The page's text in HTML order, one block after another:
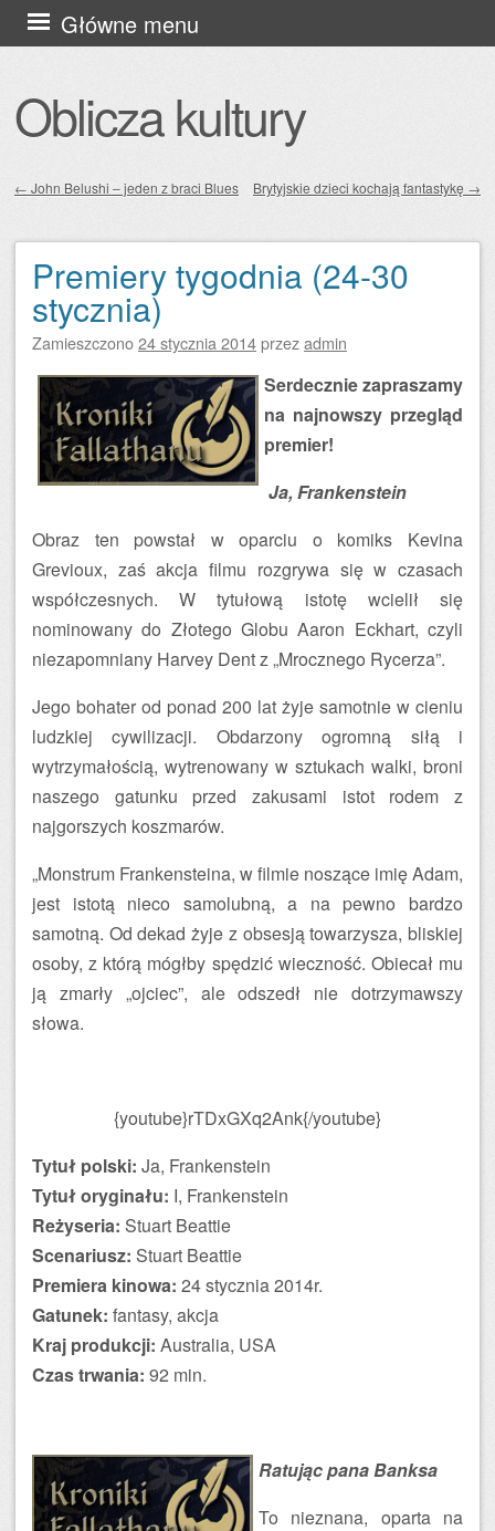
Oblicza kultury
Główne menu
Przejdź
do
← John Belushi – jeden z braci Blues Brytyjskie dzieci kochają fantastykę →
Premiery tygodnia (24-30
stycznia)
Zamieszczono24 stycznia 2014przezadmin
Serdecznie zapraszamy
na najnowszy przegląd
premier!
Ja, Frankenstein
Obraz ten powstał w oparciu o komiks Kevina
Grevioux, zaś akcja filmu rozgrywa się w czasach
współczesnych. W tytułową istotę wcielił się
nominowany do Złotego Globu Aaron Eckhart, czyli
niezapomniany Harvey Dent z „Mrocznego Rycerza”.
Jego bohater od ponad 200 lat żyje samotnie w cieniu
ludzkiej cywilizacji. Obdarzony ogromną siłą i
wytrzymałością, wytrenowany w sztukach walki, broni
naszego gatunku przed zakusami istot rodem z
najgorszych koszmarów.
„Monstrum Frankensteina, w filmie noszące imię Adam,
jest istotą nieco samolubną, a na pewno bardzo
samotną. Od dekad żyje z obsesją towarzysza, bliskiej
osoby, z którą mógłby spędzić wieczność. Obiecał mu
ją zmarły „ojciec”, ale odszedł nie dotrzymawszy
słowa.
{youtube}rTDxGXq2Ank{/youtube}
Tytuł polski: Ja, Frankenstein
Tytuł oryginału: I, Frankenstein
Reżyseria: Stuart Beattie
Scenariusz: Stuart Beattie
Premiera kinowa: 24 stycznia 2014r.
Gatunek: fantasy, akcja
Kraj produkcji: Australia, USA
Czas trwania: 92 min.
Ratując pana Banksa
To nieznana, oparta na